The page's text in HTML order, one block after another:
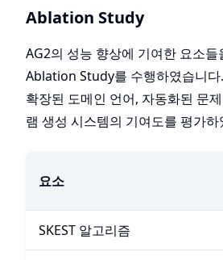
Ablation Study
AG2의 성능 향상에 기여한 요소들
Ablation Study를 수행하였습니다.
확장된 도메인 언어, 자동화된 문
램 생성 시스템의 기여도를 평가하
요소
SKEST 알고리즘